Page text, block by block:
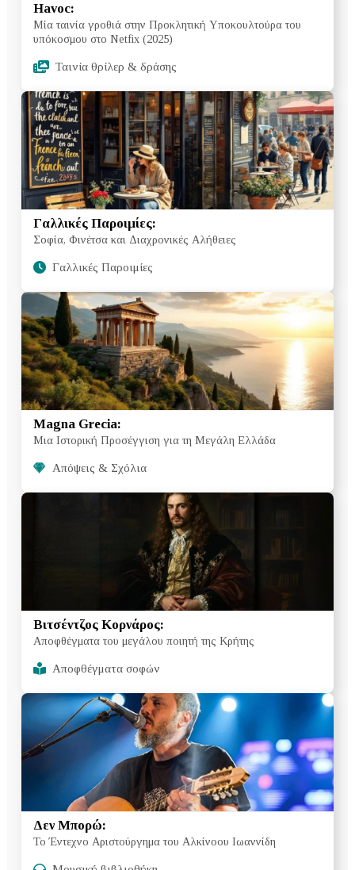
Havoc:
Μία ταινία γροθιά στην Προκλητική Υποκουλτούρα του
υπόκοσμου στο Netfix (2025)
Ταινία θρίλερ & δράσης
Γαλλικές Παροιμίες:
Σοφία, Φινέτσα και Διαχρονικές Αλήθειες
Γαλλικές Παροιμίες
Magna Grecia:
Μια Ιστορική Προσέγγιση για τη Μεγάλη Ελλάδα
Απόψεις & Σχόλια
Βιτσέντζος Κορνάρος:
Αποφθέγματα του μεγάλου ποιητή της Κρήτης
Αποφθέγματα σοφών
Δεν Μπορώ:
Το Έντεχνο Αριστούργημα του Αλκίνοου Ιωαννίδη